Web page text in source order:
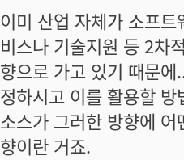
이미 산업 자체가 소프
비스나 기술지원 등 2차
향으로 가고 있기 때문
정하시고 이를 활용할
소스가 그러한 방향에
향이란 거죠.